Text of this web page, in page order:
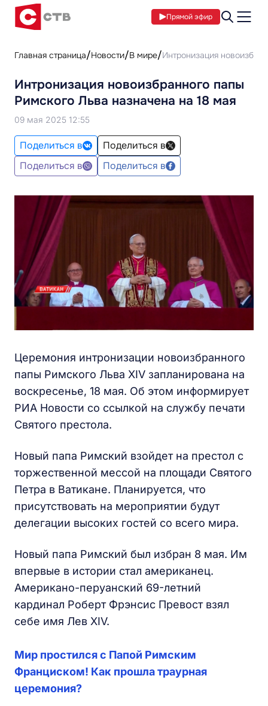
Прямой эфир
Главная страница Новости В мире Интронизация
Интронизация новоизбранного папы
Римского Льва назначена на 18 мая
09 мая 2025 12:55
Поделиться в
Поделиться в
Поделиться в
Поделиться в
Церемония интронизации новоизбранного
папы Римского Льва XIV запланирована на
воскресенье, 18 мая. Об этом информирует
РИА Новости со ссылкой на службу печати
Святого престола.
Новый папа Римский взойдет на престол с
торжественной мессой на площади Святого
Петра в Ватикане. Планируется, что
присутствовать на мероприятии будут
делегации высоких гостей со всего мира.
Новый папа Римский был избран 8 мая. Им
впервые в истории стал американец.
Американо-перуанский 69-летний
кардинал Роберт Фрэнсис Превост взял
себе имя Лев XIV.
Мир простился с Папой Римским
Франциском! Как прошла траурная
церемония?